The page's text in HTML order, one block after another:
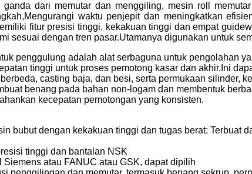
ganda dari memutar dan menggiling, mesin roll
waktu penjepit dan meningkatkan
fitur presisi tinggi, kekakuan tinggi dan empat
sesuai dengan tren pasar.Utamanya digunakan untuk
penggulung adalah alat serbaguna untuk pengolahan
tinggi untuk proses pemotong kasar dan akhir.Ini
casting baja, dan besi, serta permukaan silinder,
benang pada bahan non-logam dan membentuk
kecepatan pemotongan yang konsisten.
bubut dengan kekakuan tinggi dan tugas berat: Terbuat
tinggi dan bantalan NSK
Siemens atau FANUC atau GSK, dapat dipilih